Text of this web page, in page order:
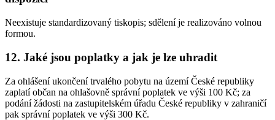
Neexistuje standardizovaný tiskopis; sdělení je realizováno volnou
formou.
12. Jaké jsou poplatky a jak je lze uhradit
Za ohlášení ukončení trvalého pobytu na území České republiky
zaplatí občan na ohlašovně správní poplatek ve výši 100 Kč; za
podání žádosti na zastupitelském úřadu České republiky v zahraničí
pak správní poplatek ve výši 300 Kč.